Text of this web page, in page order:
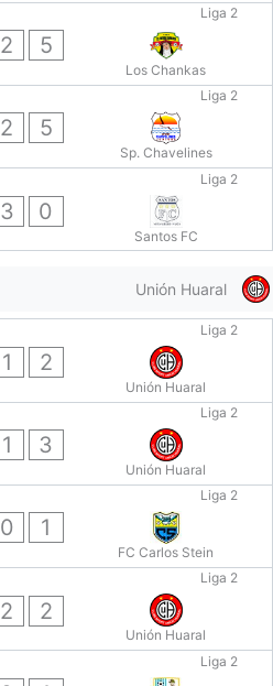
Liga 2
2 5
Los Chankas
Liga 2
2 5
Sp. Chavelines
Liga 2
3 0
Santos FC
Unión Huaral
Liga 2
1 2
Unión Huaral
Liga 2
1 3
Unión Huaral
Liga 2
0 1
FC Carlos Stein
Liga 2
2 2
Unión Huaral
Liga 2